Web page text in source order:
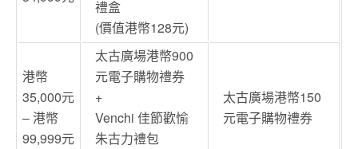
禮盒
(價值港幣128元)
港幣
35,000元
– 港幣
99,999元
太古廣場港幣900
元電子購物禮券
+
Venchi 佳節歡愉
朱古力禮包
太古廣場港幣150
元電子購物禮券